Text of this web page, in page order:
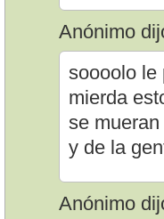
Anónimo
soooolo le
mierda
se
y de la
Anónimo